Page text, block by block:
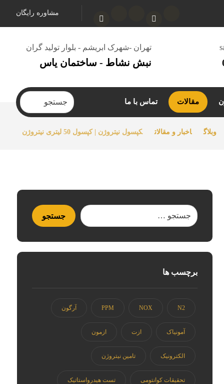
مشاوره رایگان
تهران -شهرک ابریشم - بلوار تولید گران
نبش نشاط - ساختمان یاس
مقالات تماس با ما
وبلاگ اخبار و مقالات کپسول نیتروژن | کپسول 50 لیتری نیتروژن
برچسب ها
N2
NOX
PPM آرگون
آمونیاک ازت ازمون
الکترونیک تامین نیتروژن
تحقیقات کوانتومی تست هیدرواستاتیک